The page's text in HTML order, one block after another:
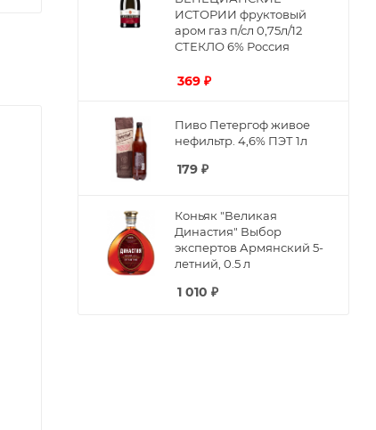
ИСТОРИИ фруктовый
аром газ п/сл 0,75л/12
СТЕКЛО 6% Россия
369 ₽
Пиво Петергоф живое
нефильтр. 4,6% ПЭТ 1л
179 ₽
Коньяк "Великая
Династия" Выбор
экспертов Армянский 5-
летний, 0.5 л
1 010 ₽